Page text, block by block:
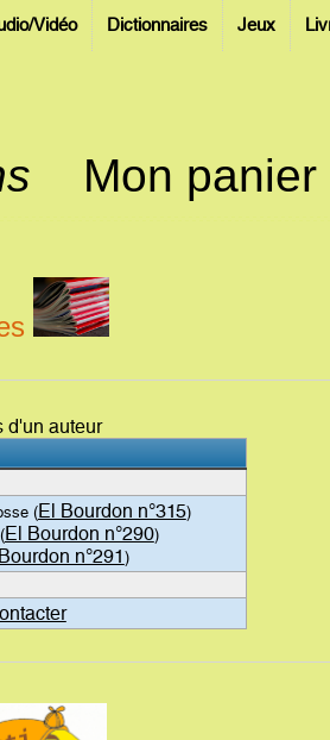
Vidéo Dictionnaires Jeux
Mon panier
auteur
(El Bourdon n°315)
El Bourdon n°290)
n°291 )